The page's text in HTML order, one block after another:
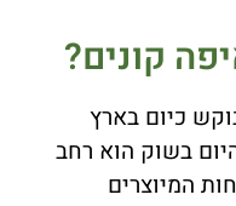
קונים?
כיום בארץ
בשוק הוא רחב
המיוצרים